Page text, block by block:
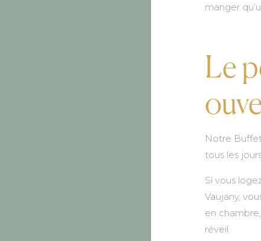
manger
Le
Notre
tous les
Si vous
Vaujany,
en
réveil.